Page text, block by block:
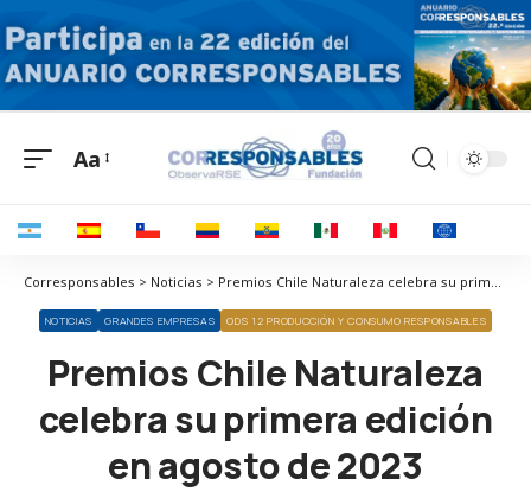
Aa
Corresponsables > Noticias > Premios Chile Naturaleza celebra su primera edición en agosto de 2023
NOTICIAS GRANDES EMPRESAS ODS 12 PRODUCCIÓN Y CONSUMO RESPONSABLES
Premios Chile Naturaleza
celebra su primera edición
en agosto de 2023